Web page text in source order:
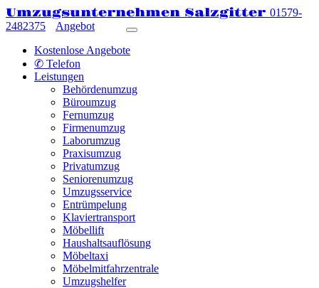
Umzugsunternehmen Salzgitter 01579-
2482375
Angebot
Kostenlose Angebote
✆ Telefon
Leistungen
Behördenumzug
Büroumzug
Fernumzug
Firmenumzug
Laborumzug
Praxisumzug
Privatumzug
Seniorenumzug
Umzugsservice
Entrümpelung
Klaviertransport
Möbellift
Haushaltsauflösung
Möbeltaxi
Möbelmitfahrzentrale
Umzugshelfer